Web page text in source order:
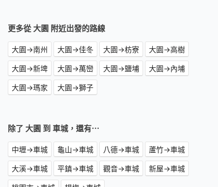
更多從 大園 附近出發的路線
大園→南州 大園→佳冬 大園→枋寮
大園→高樹
大園→新埤
大園→萬巒 大園→鹽埔
大園→內埔
大園→瑪家
大園→獅子
除了 大園 到 車城，還有⋯
中壢→車城 龜山→車城 八德→車城
蘆竹→車城
大溪→車城
平鎮→車城 觀音→車城
新屋→車城